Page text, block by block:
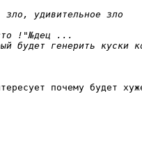
почему будет